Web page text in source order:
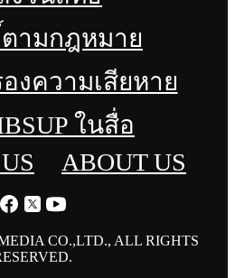
ามกฎหมาย
งความเสียหาย
ในสื่อ
ABOUT US
CO.,LTD., ALL RIGHTS